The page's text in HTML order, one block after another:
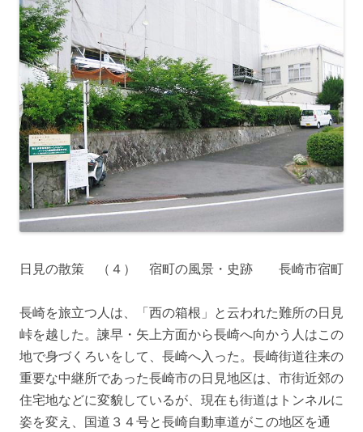
日見の散策 （４） 宿町の風景・史跡 長崎市宿町
長崎を旅立つ人は、「西の箱根」と云われた難所の日見
峠を越した。諫早・矢上方面から長崎へ向かう人はこの
地で身づくろいをして、長崎へ入った。長崎街道往来の
重要な中継所であった長崎市の日見地区は、市街近郊の
住宅地などに変貌しているが、現在も街道はトンネルに
姿を変え、国道３４号と長崎自動車道がこの地区を通